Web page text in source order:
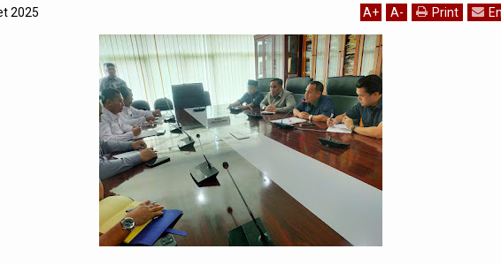
2025 A+ A- Print